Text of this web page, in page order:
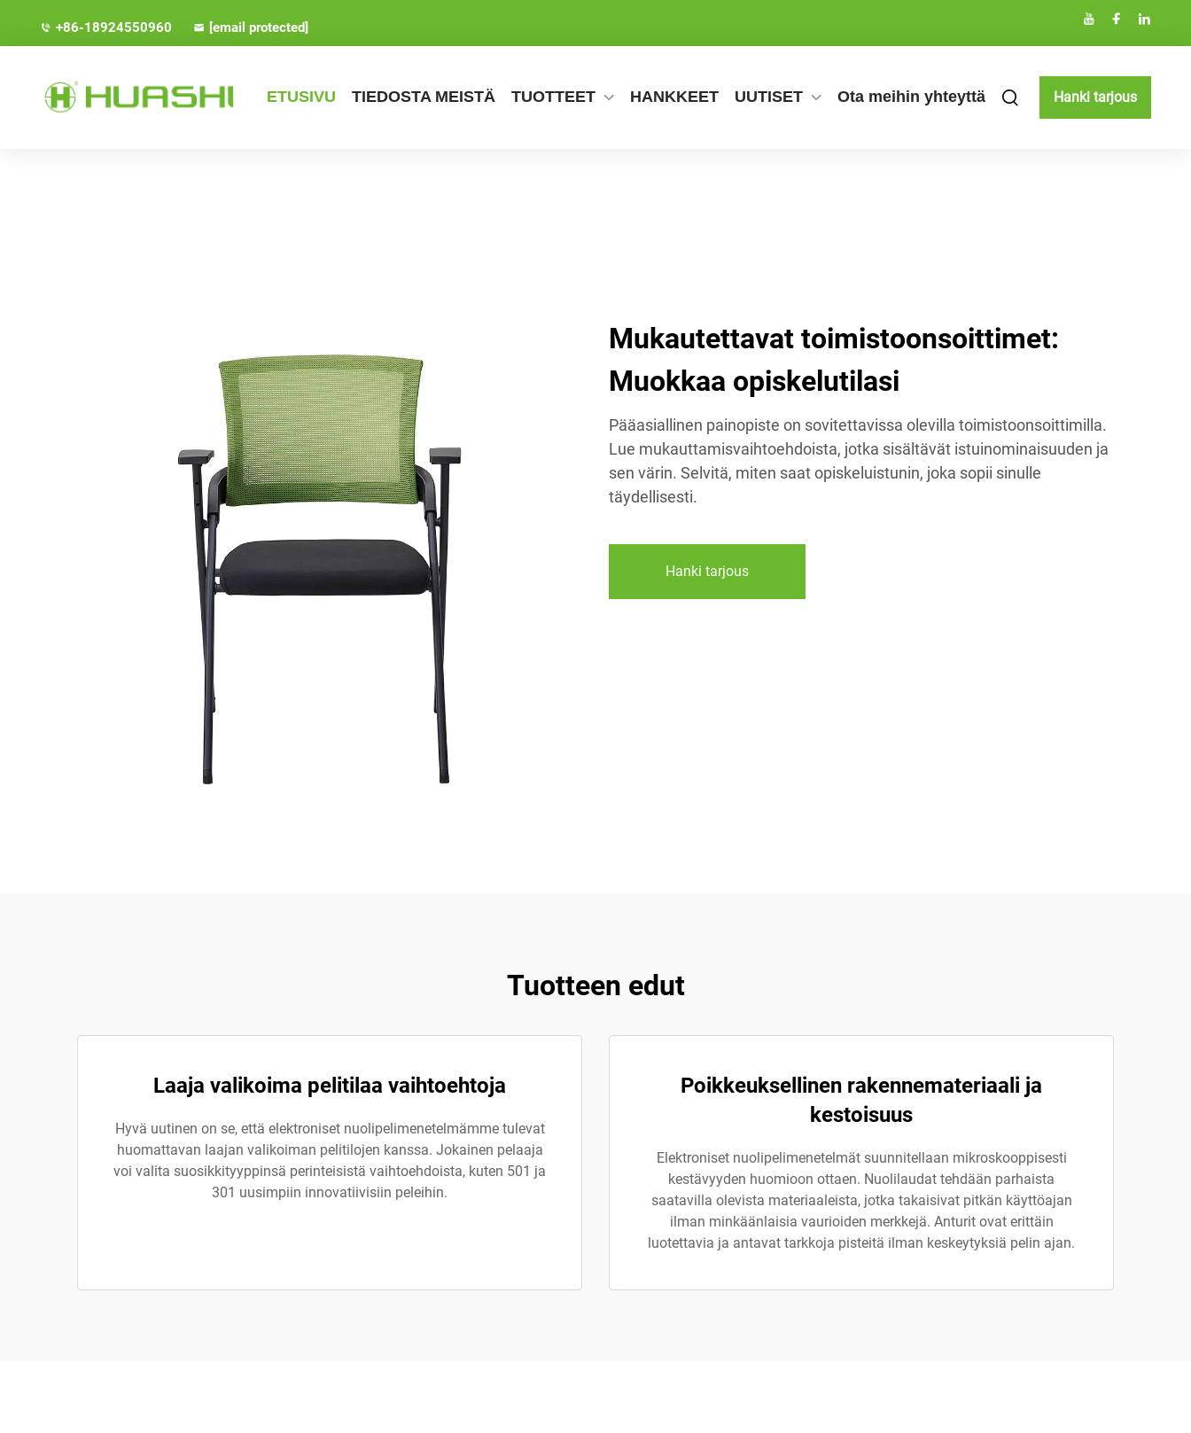
+86-18924550960 [email protected]
ETUSIVU TIEDOSTA MEISTÄ TUOTTEET HANKKEET UUTISET Ota meihin yhteyttä Hanki tarjous
Mukautettavat toimistoonsoittimet:
Muokkaa opiskelutilasi
Pääasiallinen painopiste on sovitettavissa olevilla toimistoonsoittimilla.
Lue mukauttamisvaihtoehdoista, jotka sisältävät istuinominaisuuden ja
sen värin. Selvitä, miten saat opiskeluistunin, joka sopii sinulle
täydellisesti.
Hanki tarjous
Tuotteen edut
Laaja valikoima pelitilaa vaihtoehtoja
Hyvä uutinen on se, että elektroniset nuolipelimenetelmämme tulevat
huomattavan laajan valikoiman pelitilojen kanssa. Jokainen pelaaja
voi valita suosikkityyppinsä perinteisistä vaihtoehdoista, kuten 501 ja
301 uusimpiin innovatiivisiin peleihin.
Poikkeuksellinen rakennemateriaali ja
kestoisuus
Elektroniset nuolipelimenetelmät suunnitellaan mikroskooppisesti
kestävyyden huomioon ottaen. Nuolilaudat tehdään parhaista
saatavilla olevista materiaaleista, jotka takaisivat pitkän käyttöajan
ilman minkäänlaisia vaurioiden merkkejä. Anturit ovat erittäin
luotettavia ja antavat tarkkoja pisteitä ilman keskeytyksiä pelin ajan.